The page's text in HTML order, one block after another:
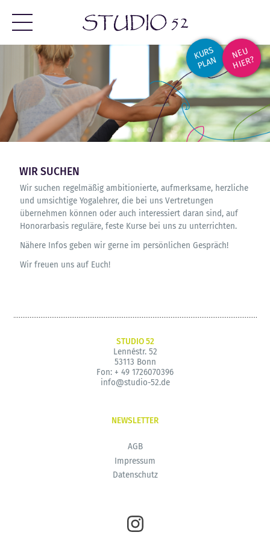
KURS
PLAN
NEU
HIER?
WIR SUCHEN
Wir suchen regelmäßig ambitionierte, aufmerksame, herzliche
und umsichtige Yogalehrer, die bei uns Vertretungen
übernehmen können oder auch interessiert daran sind, auf
Honorarbasis reguläre, feste Kurse bei uns zu unterrichten.
Nähere Infos geben wir gerne im persönlichen Gespräch!
Wir freuen uns auf Euch!
STUDIO 52
Lennéstr. 52
53113 Bonn
Fon: + 49 1726070396
info@studio-52.de
NEWSLETTER
AGB
Impressum
Datenschutz